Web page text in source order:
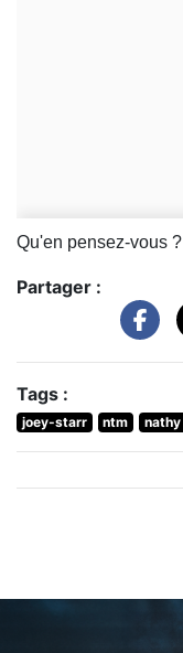
Qu'en pensez-vous ?
Partager :
Tags :
joey-starr ntm nathy